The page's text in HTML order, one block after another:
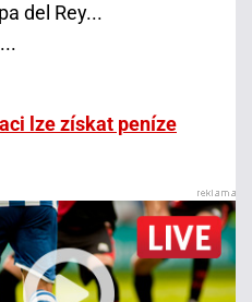
del Rey...
lze získat peníze